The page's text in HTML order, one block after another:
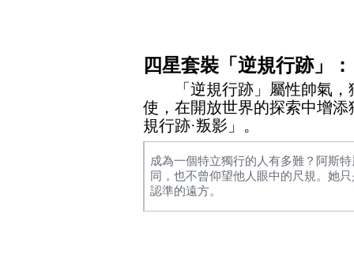
四星套裝「逆規行跡」：
「逆規行跡」屬性帥氣，
使，在開放世界的探索中增
規行跡·叛影」。
成為一個特立獨行的人有多難？阿斯
同，也不曾仰望他人眼中的尺規。她
認準的遠方。